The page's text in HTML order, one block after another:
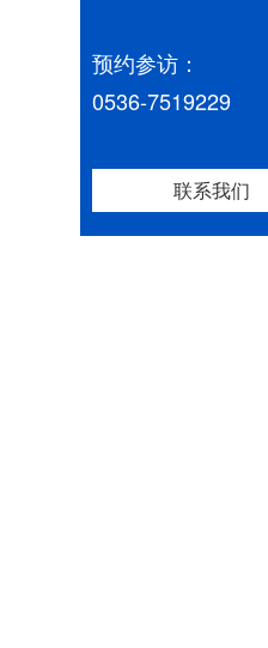
预约参访：
0536-7519229
联系我们